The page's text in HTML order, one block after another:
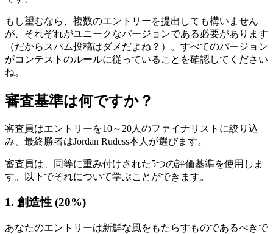
もし望むなら、複数のエントリーを提出しても構いません
が、それぞれがユニークなバージョンである必要があります
（だからスパム投稿はダメだよね？）。すべてのバージョン
がコンテストのルールに従っていることを確認してください
ね。
審査基準は何ですか？
審査員はエントリーを10～20人のファイナリストに絞り込
み、最終勝者はJordan Rudess本人が選びます。
審査員は、同等に重み付けされた5つの評価基準を使用しま
す。以下でそれについて学ぶことができます。
1. 創造性 (20%)
あなたのエントリーは新鮮な風をもたらすものであるべきで